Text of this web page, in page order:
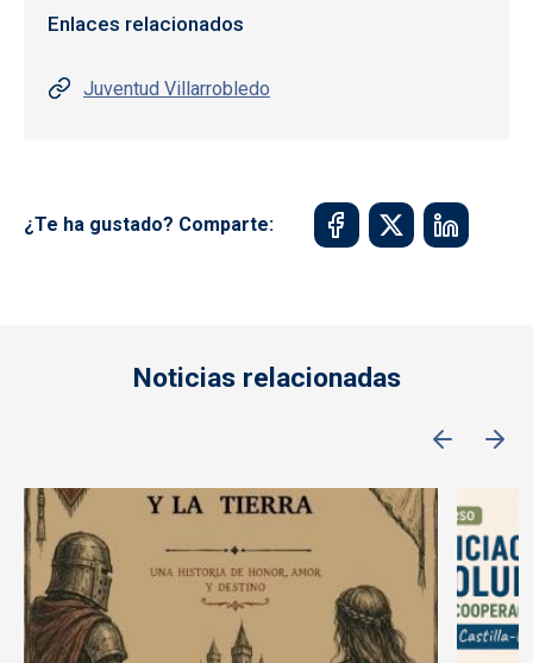
Enlaces relacionados
Juventud Villarrobledo
¿Te ha gustado? Comparte:
Noticias relacionadas